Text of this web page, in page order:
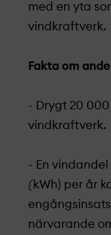
med en yta
vindkraftverk.
Fakta om
- Drygt 20
vindkraftverk.
- En
(kWh) per år
närvarande